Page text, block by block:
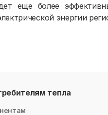
еще более
энергии
тепла